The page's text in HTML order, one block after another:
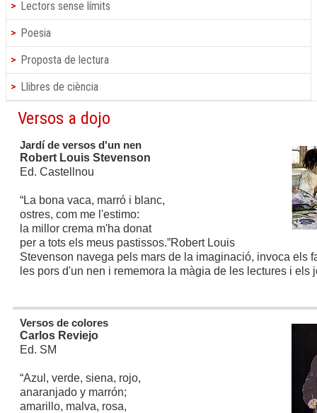
Lectors sense límits
Poesia
Proposta de lectura
Llibres de ciència
Versos a dojo
Jardí de versos d'un nen
Robert Louis Stevenson
Ed. Castellnou
“La bona vaca, marró i blanc,
ostres, com me l'estimo:
la millor crema m'ha donat
per a tots els meus pastissos.”Robert Louis
Stevenson navega pels mars de la imaginació, invoca els
les pors d'un nen i rememora la màgia de les lectures i els
Versos de colores
Carlos Reviejo
Ed. SM
“Azul, verde, siena, rojo,
anaranjado y marrón;
amarillo, malva, rosa,